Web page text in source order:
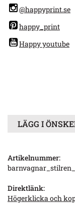
@happyprint.se
happy_print
Happy youtube
LÄGG I
Artikelnummer:
Direktlänk:
Högerklicka och